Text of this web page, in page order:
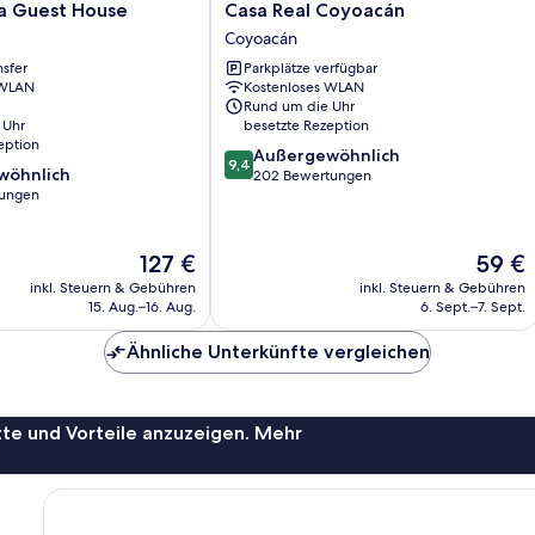
Guest House
Der
Preis
beträgt
127 €
inkl. Steuern & Gebühren
15. Aug.–16. Aug.
Casa
Real
Coyoacán
Coyoacán
Casa Real Coyoacán
Coyoacán
Parkplätze verfügbar
Kostenloses WLAN
Rund um die Uhr
besetzte Rezeption
9.4
von
9,4 Außergewöhnlich
202 Bewertungen
Der
Preis
beträgt
59 €
inkl. Steuern & Gebühren
6. Sept.–7. Sept.
Ähnliche Unterkünfte vergleichen
und Vorteile anzuzeigen. Mehr